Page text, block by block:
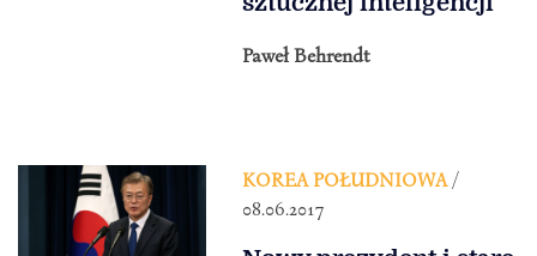
Paweł Behrendt
KOREA POŁUDNIOWA/
08.06.2017